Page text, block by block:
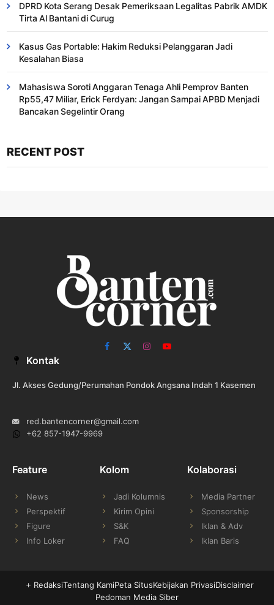
DPRD Kota Serang Desak Pemeriksaan Legalitas Pabrik AMDK
Tirta Al Bantani di Curug
Kasus Gas Portable: Hakim Reduksi Pelanggaran Jadi
Kesalahan Biasa ​
Mahasiswa Soroti Anggaran Tenaga Ahli Pemprov Banten
Rp55,47 Miliar, Erick Ferdyan: Jangan Sampai APBD Menjadi
Bancakan Segelintir Orang
RECENT POST
Facebook
X
InstagramYouTube
Kontak
Jl. Akses Gedung/Perumahan Pondok Angsana Indah 1 Kasemen
red.bantencorner@gmail.com
+62 857-1947-9969
Feature
News
Perspektif
Figure
Info Loker
Kolom
Jadi Kolumnis
Kirim Opini
S&K
FAQ
Kolaborasi
Media Partner
Sponsorship
Iklan & Adv
Iklan Baris
RedaksiTentang KamiPeta SitusKebijakan PrivasiDisclaimer
Pedoman Media Siber